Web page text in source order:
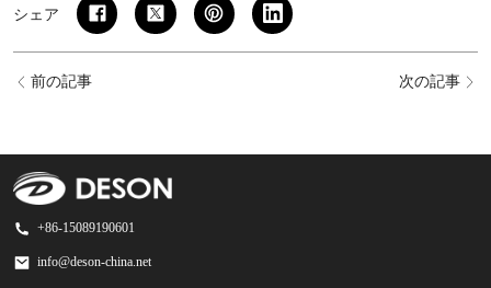
シェア
前の記事 次の記事
+86-15089190601
info@deson-china.net